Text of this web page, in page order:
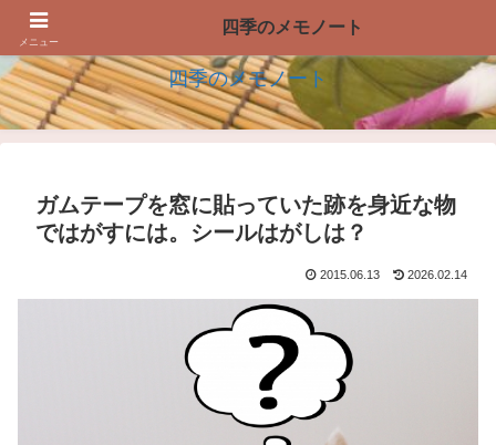
四季の生活を楽しむアイデアのメモノート
四季のメモノート
ガムテープを窓に貼っていた跡を身近な物
ではがすには。シールはがしは？
2015.06.13 2026.02.14
メニュー
四季のメモノート